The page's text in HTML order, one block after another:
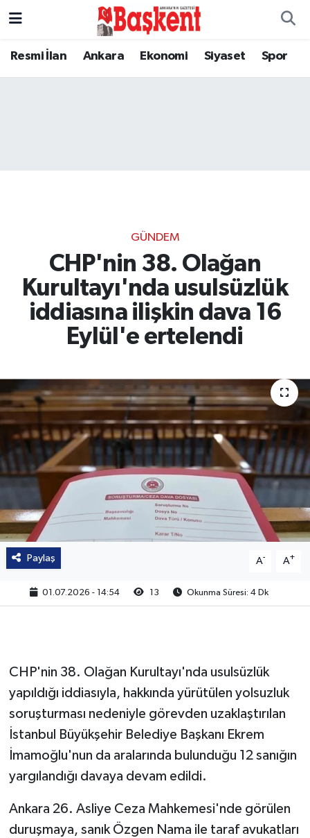
Resmi İlan Ankara Ekonomi Siyaset Spor
GÜNDEM
CHP'nin 38. Olağan
Kurultayı'nda usulsüzlük
iddiasına ilişkin dava 16
Eylül'e ertelendi
Paylaş A- A+
01.07.2026 - 14:54 13 Okunma Süresi: 4 Dk
CHP'nin 38. Olağan Kurultayı'nda usulsüzlük
yapıldığı iddiasıyla, hakkında yürütülen yolsuzluk
soruşturması nedeniyle görevden uzaklaştırılan
İstanbul Büyükşehir Belediye Başkanı Ekrem
İmamoğlu'nun da aralarında bulunduğu 12 sanığın
yargılandığı davaya devam edildi.
Ankara 26. Asliye Ceza Mahkemesi'nde görülen
duruşmaya, sanık Özgen Nama ile taraf avukatları